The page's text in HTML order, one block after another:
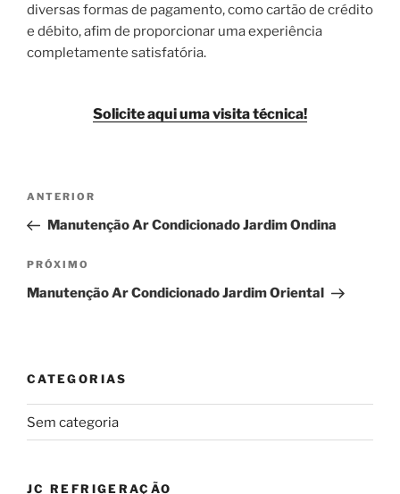
diversas formas de pagamento, como cartão de crédito
e débito, afim de proporcionar uma experiência
completamente satisfatória.
Solicite aqui uma visita técnica!
Navegação
Post
Post
anterior
ANTERIOR
Manutenção Ar Condicionado Jardim Ondina
Próximo
post
PRÓXIMO
Manutenção Ar Condicionado Jardim Oriental
CATEGORIAS
Sem categoria
JC REFRIGERAÇÃO